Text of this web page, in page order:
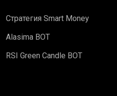
Стратегия Smart Money
Alasima BOT
RSI Green Candle BOT